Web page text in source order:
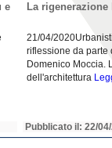
e
La
21/04/
riflessione da parte
Domenico Moccia.
dell'architettura
Pubblicato il: 22/